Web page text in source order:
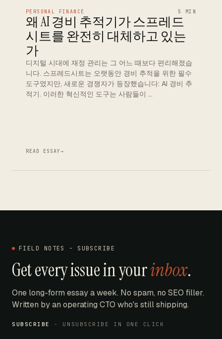
PERSONAL FINANCE 5 MIN
왜 AI 경비 추적기가 스프레드
시트를 완전히 대체하고 있는
가
디지털 시대에 재정 관리는 그 어느 때보다 편리해졌습
니다. 스프레드시트는 오랫동안 경비 추적을 위한 필수
도구였지만, 새로운 경쟁자가 등장했습니다: AI 경비 추
적기. 이러한 혁신적인 도구는 사람들이 …
READ ESSAY→
FIELD NOTES - SUBSCRIBE
Get every issue in yourinbox.
One long-form essay a week. No spam, no SEO filler.
Written by an operating CTO who's still shipping.
SUBSCRIBE - UNSUBSCRIBE IN ONE CLICK